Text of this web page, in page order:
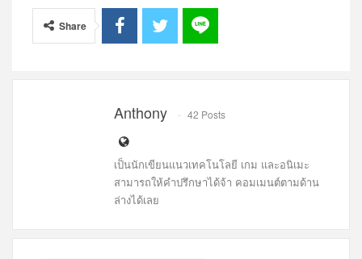
Share
Anthony 42 Posts
เป็นนักเขียนแนวเทคโนโลยี เกม และอนิเมะ
สามารถให้คำปรึกษาได้จ้า คอมเมนต์ตามด้าน
ล่างได้เลย